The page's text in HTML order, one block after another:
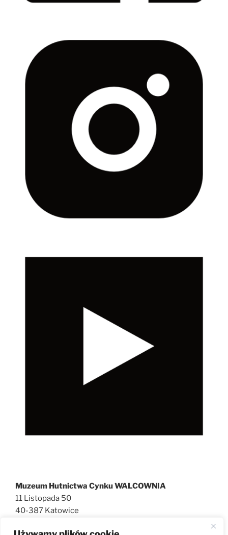
Muzeum Hutnictwa Cynku WALCOWNIA
11 Listopada 50
40-387 Katowice